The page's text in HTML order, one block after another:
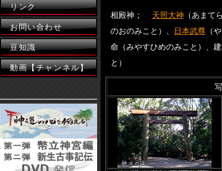
相殿神； 天照大神 （あまて
のおのみこと）、
日本武尊 （
命（みやすひめのみこと）、
と）
リンク
お問い合わせ
豆知識
動画【チャンネル】